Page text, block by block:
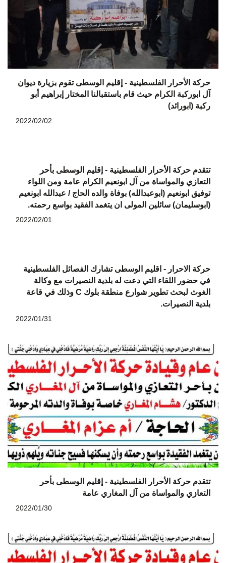
حركة الأحرار الفلسطينية - إقليم الوسطى تقوم بزيارة ديوان
آل ابوركبة الكرام حيث قام باستقبالنا المختار إبراهيم أبو
ركبة (ابورائد)
تتقدم حركة الأحرار الفلسطينية - إقليم الوسطى بأحر
التعازي والمواساة من آل ابونعيم الكرام عامة ومن اللواء
توفيق ابونعيم (ابوعبدالله) بوفاة والده الحاج / عبدالله ابونعيم
(ابوسليمان) سائلين المولى ان يتغمد الفقيد بواسع رحمته.
حركة الاحرار - اقليم الوسطى تشارك الفصائل الفلسطينية
في حضور اللقاء التي دعت له بلدية النصيرات مع وكالة
الغوث لبحث تطوير شوارع منطقة بلوك C وذلك في قاعة
بلدية النصيرات.
تتقدم حركة الأحرار الفلسطينية - إقليم الوسطى بأحر
التعازي والمواساة من آل المغاري عامة